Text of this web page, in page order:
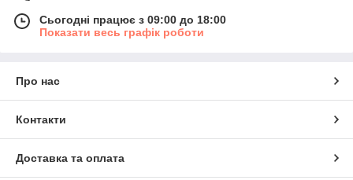
Сьогодні працює з 09:00 до 18:00
Показати весь графік роботи
Про нас
Контакти
Доставка та оплата